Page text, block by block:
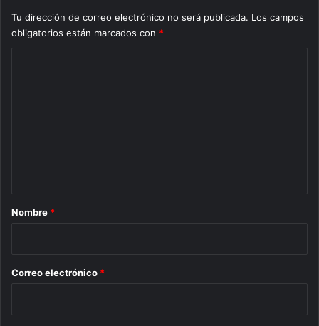
Tu dirección de correo electrónico no será publicada. Los campos
obligatorios están marcados con *
r
*
Nombre *
Correo electrónico *